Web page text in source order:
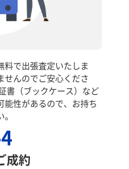
料で出張査定いたしま
せんのでご安心くださ
書（ブックケース）など
能性があるので、お持ち
4
成約